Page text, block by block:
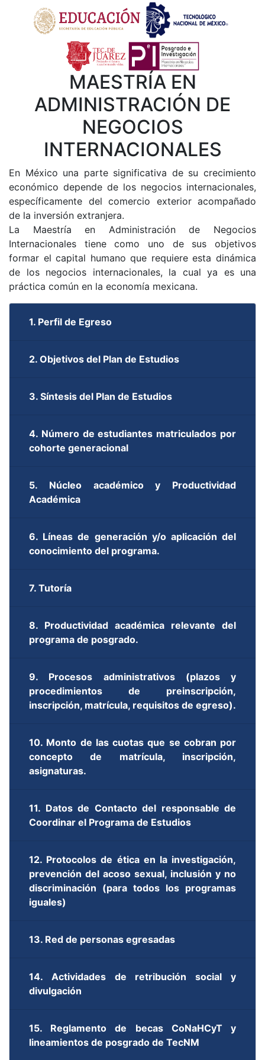
MAESTRÍA EN
ADMINISTRACIÓN DE
NEGOCIOS
INTERNACIONALES
En México una parte significativa de su crecimiento
económico depende de los negocios internacionales,
específicamente del comercio exterior acompañado
de la inversión extranjera.
La Maestría en Administración de Negocios
Internacionales tiene como uno de sus objetivos
formar el capital humano que requiere esta dinámica
de los negocios internacionales, la cual ya es una
práctica común en la economía mexicana.
1. Perfil de Egreso
2. Objetivos del Plan de Estudios
3. Síntesis del Plan de Estudios
4. Número de estudiantes matriculados por
cohorte generacional
5. Núcleo académico y Productividad
Académica
6. Líneas de generación y/o aplicación del
conocimiento del programa.
7. Tutoría
8. Productividad académica relevante del
programa de posgrado.
9. Procesos administrativos (plazos y
procedimientos de preinscripción,
inscripción, matrícula, requisitos de egreso).
10. Monto de las cuotas que se cobran por
concepto de matrícula, inscripción,
asignaturas.
11. Datos de Contacto del responsable de
Coordinar el Programa de Estudios
12. Protocolos de ética en la investigación,
prevención del acoso sexual, inclusión y no
discriminación (para todos los programas
iguales)
13. Red de personas egresadas
14. Actividades de retribución social y
divulgación
15. Reglamento de becas CoNaHCyT y
lineamientos de posgrado de TecNM